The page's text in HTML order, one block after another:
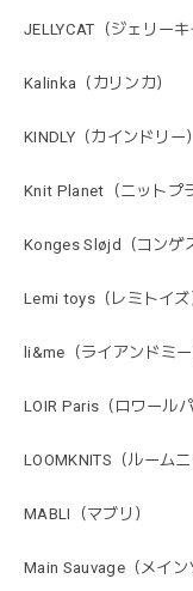
JELLYCAT（ジェリーキ
Kalinka（カリンカ）
KINDLY（カインドリー）
Knit Planet（ニットプ
Konges Sløjd（コンゲ
Lemi toys（レミトイズ
li&me（ライアンドミー
LOIR Paris（ロワールパ
LOOMKNITS（ルームニ
MABLI（マブリ）
Main Sauvage（メイン